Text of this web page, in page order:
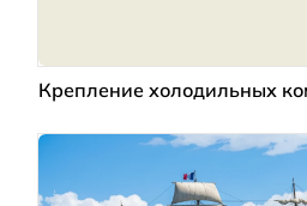
Крепление холодильных